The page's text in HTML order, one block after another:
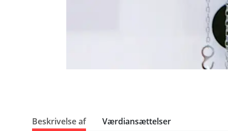
Beskrivelse af Værdiansættelser